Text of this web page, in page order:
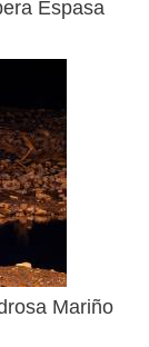
Espasa
Mariño